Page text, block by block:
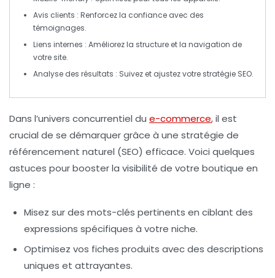
Avis clients : Renforcez la confiance avec des
témoignages.
Liens internes : Améliorez la structure et la navigation de
votre site.
Analyse des résultats : Suivez et ajustez votre stratégie SEO.
Dans l’univers concurrentiel du e-commerce, il est
crucial de se démarquer grâce à une stratégie de
référencement naturel (SEO) efficace. Voici quelques
astuces pour booster la visibilité de votre boutique en
ligne :
Misez sur des mots-clés pertinents en ciblant des
expressions spécifiques à votre niche.
Optimisez vos fiches produits avec des descriptions
uniques et attrayantes.